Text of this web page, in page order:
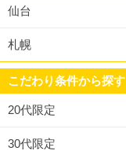
仙台
札幌
こだわり条件から探す
20代限定
30代限定